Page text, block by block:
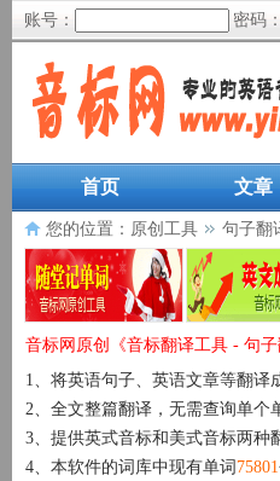
账号： 密码：
首页 文章
您的位置： 原创工具 句子翻
音标网原创《音标翻译工具 - 句
1、将英语句子、英语文章等翻译
2、全文整篇翻译，无需查询单个
3、提供英式音标和美式音标两种
4、本软件的词库中现有单词 75801